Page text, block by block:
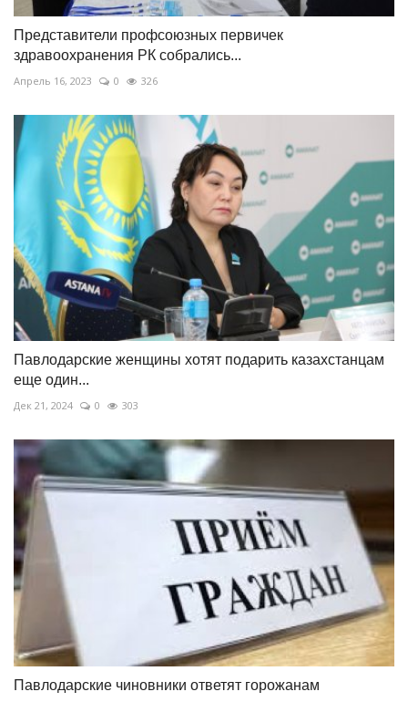
Представители профсоюзных первичек
здравоохранения РК собрались...
Апрель 16, 2023 0 326
Павлодарские женщины хотят подарить казахстанцам
еще один...
Дек 21, 2024 0 303
Павлодарские чиновники ответят горожанам